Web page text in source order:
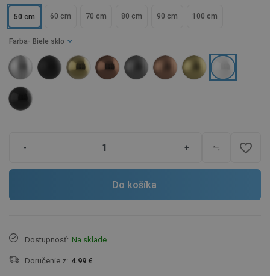
50 cm 60 cm 70 cm 80 cm 90 cm 100 cm
Farba - Biele sklo
- + favorite_border
Do košíka
Dostupnosť: Na sklade
Doručenie z: 4.99 €